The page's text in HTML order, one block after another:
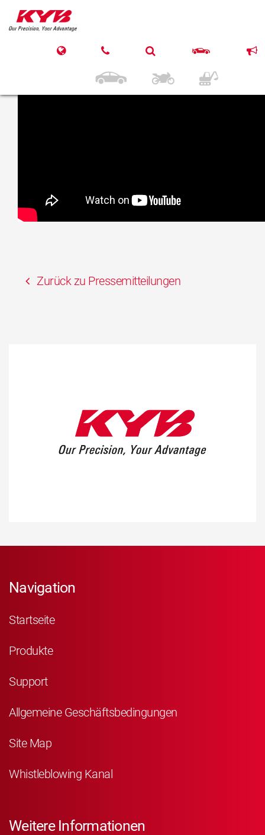
21. Juni 2018
KYB CITROEN C3
Zurück zu Pressemitteilungen
Navigation
Startseite
Produkte
Support
Allgemeine Geschäftsbedingungen
Site Map
Whistleblowing Kanal
Weitere Informationen